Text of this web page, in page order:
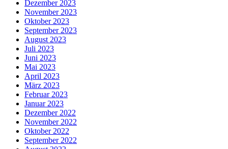
Dezember 2023
November 2023
Oktober 2023
September 2023
August 2023
Juli 2023
Juni 2023
Mai 2023
April 2023
März 2023
Februar 2023
Januar 2023
Dezember 2022
November 2022
Oktober 2022
September 2022